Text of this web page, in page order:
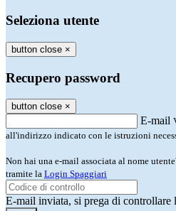
Seleziona utente
button close ×
Recupero password
button close ×
E-mail
all'indirizzo indicato con le istruzioni
Non hai una e-mail associata al nome
tramite la Login Spaggiari
E-mail inviata, si prega di controllare